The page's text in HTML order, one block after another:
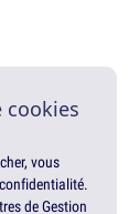
cookies
vous
de Gestion